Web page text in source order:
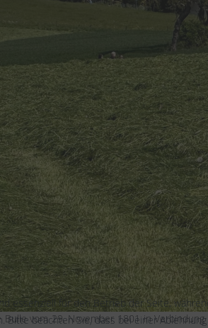
napoleonische Gesetzgebung zu
Vussem und den untergegangenen Hof
die Pfarre nicht unbedeutend gewesen
bestanden. Seit der Entstehung
„archidiaconi maiores" im Erzbistum Köln
vorgenommen.
vom 29. November 1801 in
essenziell für den Betrieb der Seite,
beachten Sie, dass bei einer